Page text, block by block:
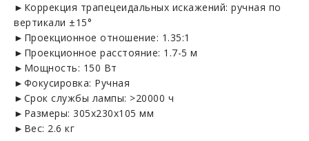
►Коррекция трапецеидальных искажений: ручная по
вертикали ±15°
►Проекционное отношение: 1.35:1
►Проекционное расстояние: 1.7-5 м
►Мощность: 150 Вт
►Фокусировка: Ручная
►Срок службы лампы: >20000 ч
►Размеры: 305x230x105 мм
►Вес: 2.6 кг